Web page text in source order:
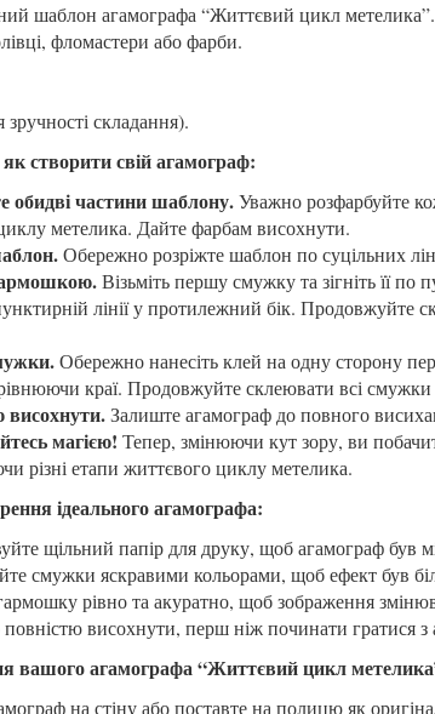
шаблон агамографа “Життєвий цикл метелика”.
фломастери або фарби.
зручності складання).
створити свій агамограф:
обидві частини шаблону.Уважно розфарбуйте
метелика. Дайте фарбам висохнути.
Обережно розріжте шаблон по суцільних
Візьміть першу смужку та зігніть її по
лінії у протилежний бік. Продовжуйте
Обережно нанесіть клей на одну сторону
краї. Продовжуйте склеювати всі смужки
висохнути.Залиште агамограф до повного
магією! Тепер, змінюючи кут зору, ви
різні етапи життєвого циклу метелика.
ідеального агамографа:
щільний папір для друку, щоб агамограф був
смужки яскравими кольорами, щоб ефект був
рівно та акуратно, щоб зображення
висохнути, перш ніж починати гратися з
вашого агамографа “Життєвий цикл
на стіну або поставте на полицю як